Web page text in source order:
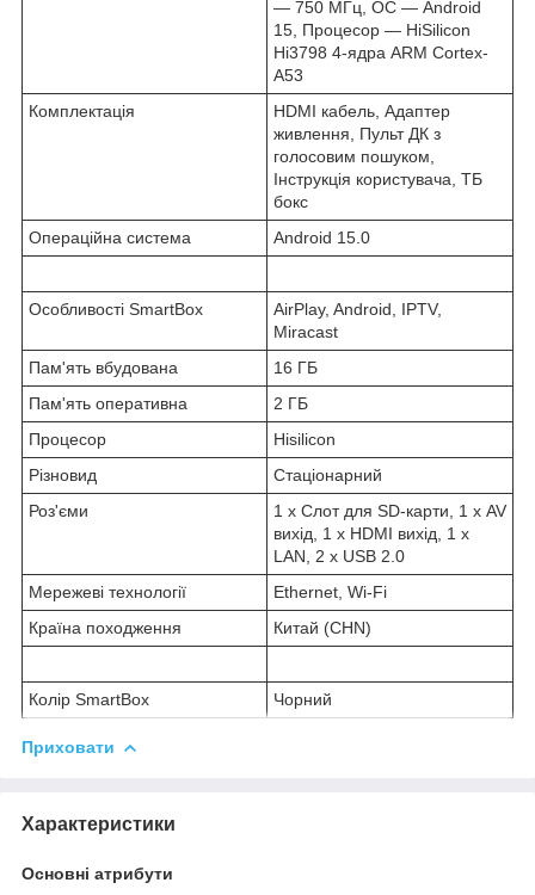
— 750 МГц, ОС — Android
15, Процесор — HiSilicon
Hi3798 4-ядра ARM Cortex-
A53
Комплектація
HDMI кабель, Адаптер
живлення, Пульт ДК з
голосовим пошуком,
Інструкція користувача, ТБ
бокс
Операційна система
Android 15.0
Особливості SmartBox
AirPlay, Android, IPTV,
Miracast
Пам'ять вбудована
16 ГБ
Пам'ять оперативна
2 ГБ
Процесор
Hisilicon
Різновид
Стаціонарний
Роз'єми
1 x Cлот для SD-карти, 1 х AV
вихід, 1 х HDMI вихід, 1 х
LAN, 2 х USB 2.0
Мережеві технології
Ethernet, Wi-Fi
Країна походження
Китай (CHN)
Колір SmartBox Чорний
Приховати
Характеристики
Основні атрибути